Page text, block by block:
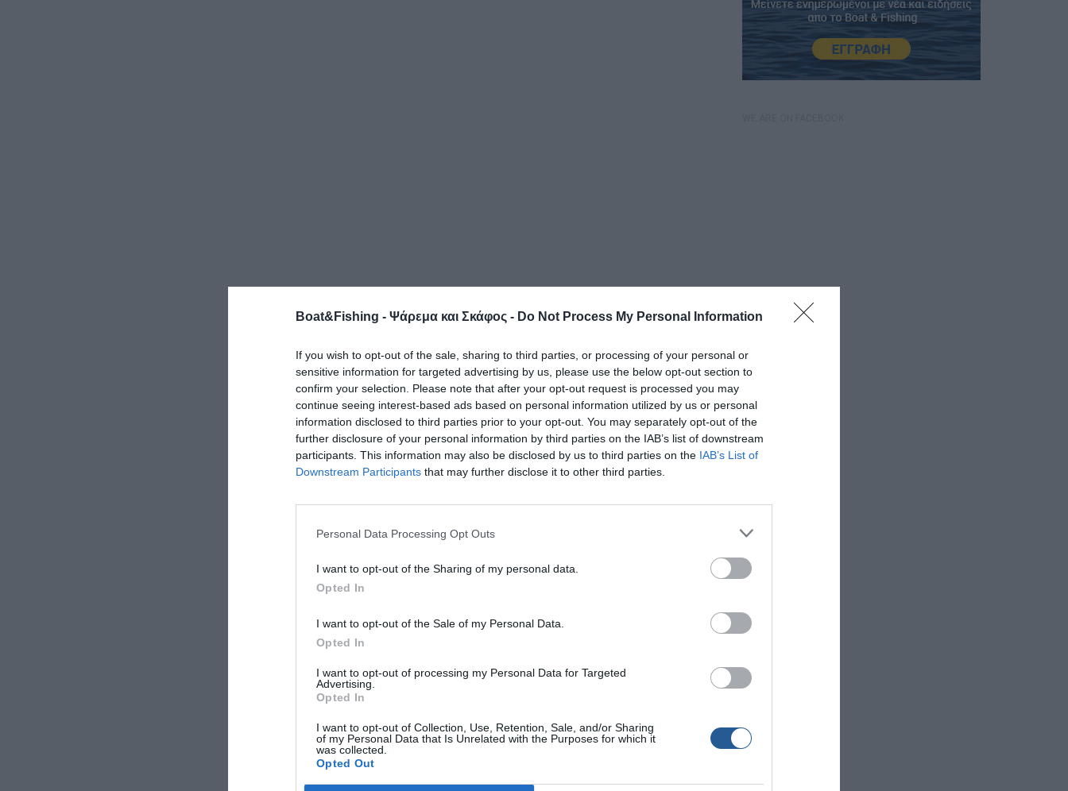
Boat&Fishing - Ψάρεμα και Σκάφος - Do Not Process My Personal Information
If you wish to opt-out of the sale, sharing to third parties, or processing of your personal or
sensitive information for targeted advertising by us, please use the below opt-out section to
confirm your selection. Please note that after your opt-out request is processed you may
continue seeing interest-based ads based on personal information utilized by us or personal
information disclosed to third parties prior to your opt-out. You may separately opt-out of the
further disclosure of your personal information by third parties on the IAB’s list of downstream
participants. This information may also be disclosed by us to third parties on the IAB’s List of
Downstream Participants that may further disclose it to other third parties.
Personal Data Processing Opt Outs
I want to opt-out of the Sharing of my personal data.
Opted In
I want to opt-out of the Sale of my Personal Data.
Opted In
I want to opt-out of processing my Personal Data for Targeted
Advertising.
Opted In
I want to opt-out of Collection, Use, Retention, Sale, and/or Sharing
of my Personal Data that Is Unrelated with the Purposes for which it
was collected.
Opted Out